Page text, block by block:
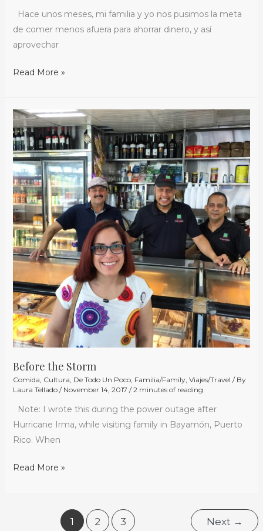
Hace unos meses, mi familia y yo nos pusimos la meta
de comer menos afuera para ahorrar dinero, y así
aprovechar
Read More »
Before the Storm
Comida, Cultura, De Todo Un Poco, Familia/Family, Viajes/Travel / By
Laura Tellado / November 14, 2017 /2 minutes of reading
Note: I wrote this during the power outage after
Hurricane Irma, while visiting family in Bayamón, Puerto
Rico. When
Before
the
Storm
Read More »
1 2 3 Next →